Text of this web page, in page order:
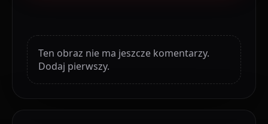
Ten obraz nie ma jeszcze komentarzy.
Dodaj pierwszy.